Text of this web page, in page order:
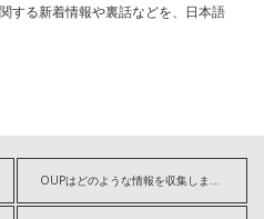
する新着情報や裏話などを、日本語